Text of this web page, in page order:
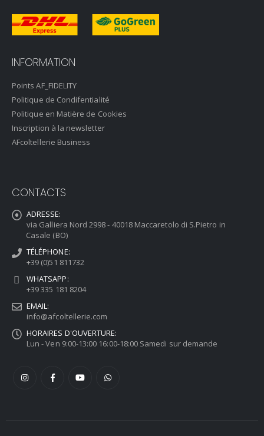
INFORMATION
Points AF_FIDELITY
Politique de Condifentialité
Politique en Matière de Cookies
Inscription à la newsletter
AFcoltellerie Business
CONTACTS
ADRESSE:
via Galliera Nord 2998 - 40018 Maccaretolo di S.Pietro in
Casale (BO)
TÉLÉPHONE:
+39 (0)51 811732
WHATSAPP:
+39 335 181 8204
EMAIL:
info@afcoltellerie.com
HORAIRES D'OUVERTURE:
Lun - Ven 9:00-13:00 16:00-18:00 Samedi sur demande